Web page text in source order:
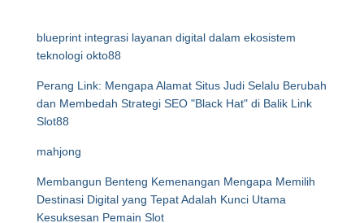
blueprint integrasi layanan digital dalam ekosistem
teknologi okto88
Perang Link: Mengapa Alamat Situs Judi Selalu Berubah
dan Membedah Strategi SEO "Black Hat" di Balik Link
Slot88
mahjong
Membangun Benteng Kemenangan Mengapa Memilih
Destinasi Digital yang Tepat Adalah Kunci Utama
Kesuksesan Pemain Slot